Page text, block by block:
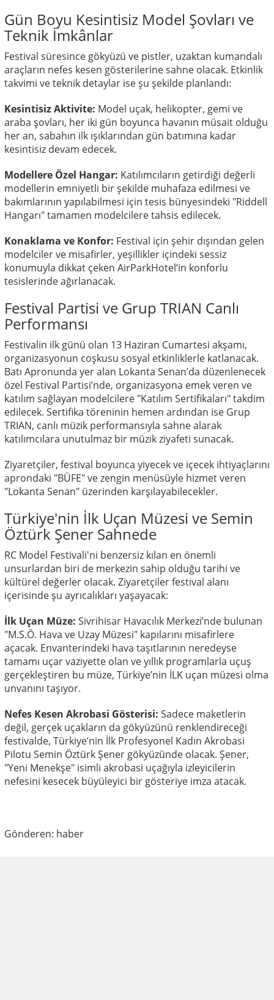
Gün Boyu Kesintisiz Model Şovları ve
Teknik İmkânlar
Festival süresince gökyüzü ve pistler, uzaktan kumandalı
araçların nefes kesen gösterilerine sahne olacak. Etkinlik
takvimi ve teknik detaylar ise şu şekilde planlandı:
Kesintisiz Aktivite: Model uçak, helikopter, gemi ve
araba şovları, her iki gün boyunca havanın müsait olduğu
her an, sabahın ilk ışıklarından gün batımına kadar
kesintisiz devam edecek.
Modellere Özel Hangar: Katılımcıların getirdiği değerli
modellerin emniyetli bir şekilde muhafaza edilmesi ve
bakımlarının yapılabilmesi için tesis bünyesindeki "Riddell
Hangarı" tamamen modelcilere tahsis edilecek.
Konaklama ve Konfor: Festival için şehir dışından gelen
modelciler ve misafirler, yeşillikler içindeki sessiz
konumuyla dikkat çeken AirParkHotel’in konforlu
tesislerinde ağırlanacak.
Festival Partisi ve Grup TRIAN Canlı
Performansı
Festivalin ilk günü olan 13 Haziran Cumartesi akşamı,
organizasyonun coşkusu sosyal etkinliklerle katlanacak.
Batı Apronunda yer alan Lokanta Senan’da düzenlenecek
özel Festival Partisi’nde, organizasyona emek veren ve
katılım sağlayan modelcilere "Katılım Sertifikaları" takdim
edilecek. Sertifika töreninin hemen ardından ise Grup
TRIAN, canlı müzik performansıyla sahne alarak
katılımcılara unutulmaz bir müzik ziyafeti sunacak.
Ziyaretçiler, festival boyunca yiyecek ve içecek ihtiyaçlarını
aprondaki "BÜFE" ve zengin menüsüyle hizmet veren
"Lokanta Senan" üzerinden karşılayabilecekler.
Türkiye'nin İlk Uçan Müzesi ve Semin
Öztürk Şener Sahnede
RC Model Festivali'ni benzersiz kılan en önemli
unsurlardan biri de merkezin sahip olduğu tarihi ve
kültürel değerler olacak. Ziyaretçiler festival alanı
içerisinde şu ayrıcalıkları yaşayacak:
İlk Uçan Müze: Sivrihisar Havacılık Merkezi’nde bulunan
"M.S.Ö. Hava ve Uzay Müzesi" kapılarını misafirlere
açacak. Envanterindeki hava taşıtlarının neredeyse
tamamı uçar vaziyette olan ve yıllık programlarla uçuş
gerçekleştiren bu müze, Türkiye’nin İLK uçan müzesi olma
unvanını taşıyor.
Nefes Kesen Akrobasi Gösterisi: Sadece maketlerin
değil, gerçek uçakların da gökyüzünü renklendireceği
festivalde, Türkiye’nin İlk Profesyonel Kadın Akrobasi
Pilotu Semin Öztürk Şener gökyüzünde olacak. Şener,
"Yeni Menekşe" isimli akrobasi uçağıyla izleyicilerin
nefesini kesecek büyüleyici bir gösteriye imza atacak.
Gönderen: haber